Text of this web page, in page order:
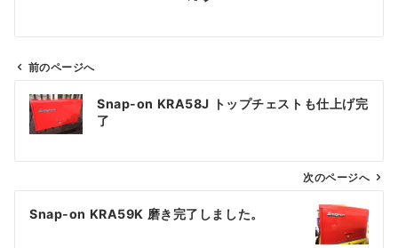
前のページへ
Snap-on KRA58J トップチェストも仕上げ完
了
次のページへ
Snap-on KRA59K 磨き完了しました。